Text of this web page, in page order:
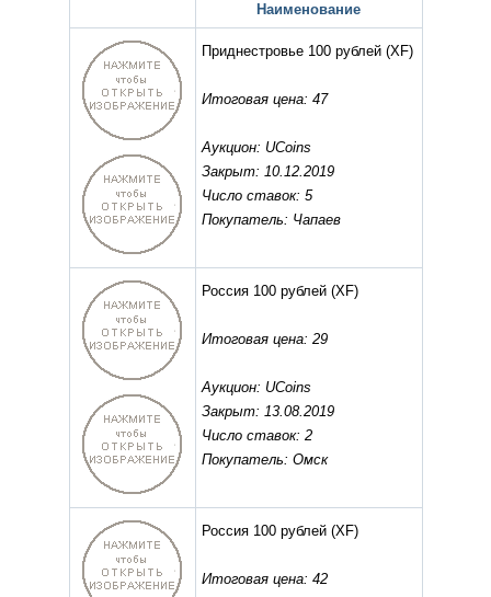
Наименование
Приднестровье 100 рублей(XF)
Итоговая цена: 47
Аукцион: UCoins
Закрыт: 10.12.2019
Число ставок: 5
Покупатель: Чапаев
Россия 100 рублей(XF)
Итоговая цена: 29
Аукцион: UCoins
Закрыт: 13.08.2019
Число ставок: 2
Покупатель: Омск
Россия 100 рублей(XF)
Итоговая цена: 42